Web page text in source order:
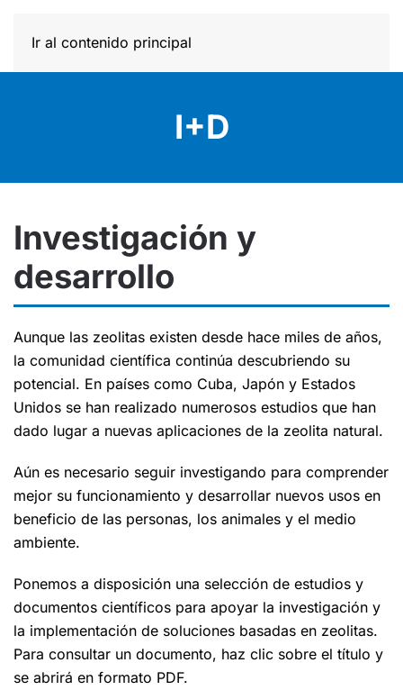
Ir al contenido principal
I+D
Investigación y
desarrollo
Aunque las zeolitas existen desde hace miles de años,
la comunidad científica continúa descubriendo su
potencial. En países como Cuba, Japón y Estados
Unidos se han realizado numerosos estudios que han
dado lugar a nuevas aplicaciones de la zeolita natural.
Aún es necesario seguir investigando para comprender
mejor su funcionamiento y desarrollar nuevos usos en
beneficio de las personas, los animales y el medio
ambiente.
Ponemos a disposición una selección de estudios y
documentos científicos para apoyar la investigación y
la implementación de soluciones basadas en zeolitas.
Para consultar un documento, haz clic sobre el título y
se abrirá en formato PDF.